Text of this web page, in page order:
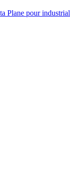
Plane pour